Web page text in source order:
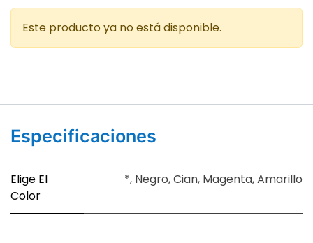
Este producto ya no está disponible.
Especificaciones
Elige El
Color
*, Negro,Cian, Magenta,Amarillo